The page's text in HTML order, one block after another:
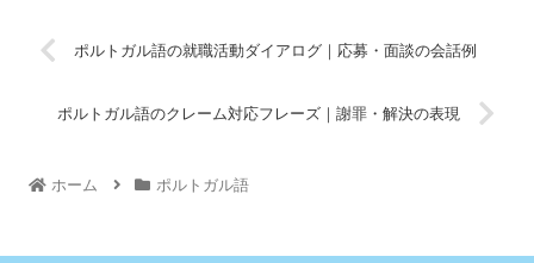
ポルトガル語の就職活動ダイアログ｜応募・面談の会話例
ポルトガル語のクレーム対応フレーズ｜謝罪・解決の表現
ホーム ポルトガル語